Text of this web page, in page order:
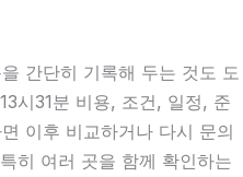
간단히 기록해 두는 것도 도
시31분 비용, 조건, 일정, 준
이후 비교하거나 다시 문의
히 여러 곳을 함께 확인하는